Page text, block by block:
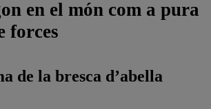
en el món com a pura
forces
de la bresca d’abella